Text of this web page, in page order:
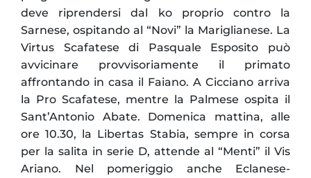
deve riprendersi dal ko proprio contro la
Sarnese, ospitando al “Novi” la Mariglianese. La
Virtus Scafatese di Pasquale Esposito può
avvicinare provvisoriamente il primato
affrontando in casa il Faiano. A Cicciano arriva
la Pro Scafatese, mentre la Palmese ospita il
Sant’Antonio Abate. Domenica mattina, alle
ore 10.30, la Libertas Stabia, sempre in corsa
per la salita in serie D, attende al “Menti” il Vis
Ariano. Nel pomeriggio anche Eclanese-